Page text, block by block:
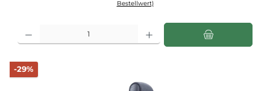
Bestellwert)
-29%Rabatt